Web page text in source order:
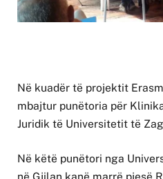
Në kuadër të projektit
mbajtur punëtoria për
Juridik të Universitetit të
Në këtë punëtori nga